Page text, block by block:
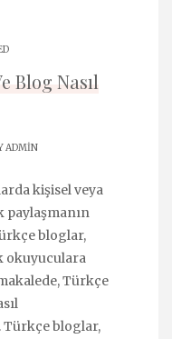
Blog Nasıl
ADMIN
kişisel veya
bloglar,
okuyuculara
Türkçe
Türkçe bloglar,